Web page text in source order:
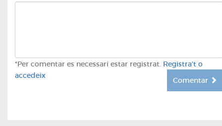
*Per comentar es necessari estar registrat. Registra't o
accedeix
Comentar